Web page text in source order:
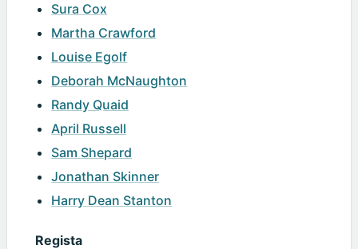
Sura Cox
Martha Crawford
Louise Egolf
Deborah McNaughton
Randy Quaid
April Russell
Sam Shepard
Jonathan Skinner
Harry Dean Stanton
Regista